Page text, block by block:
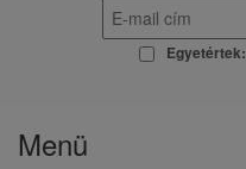
Egyetértek:
Menü